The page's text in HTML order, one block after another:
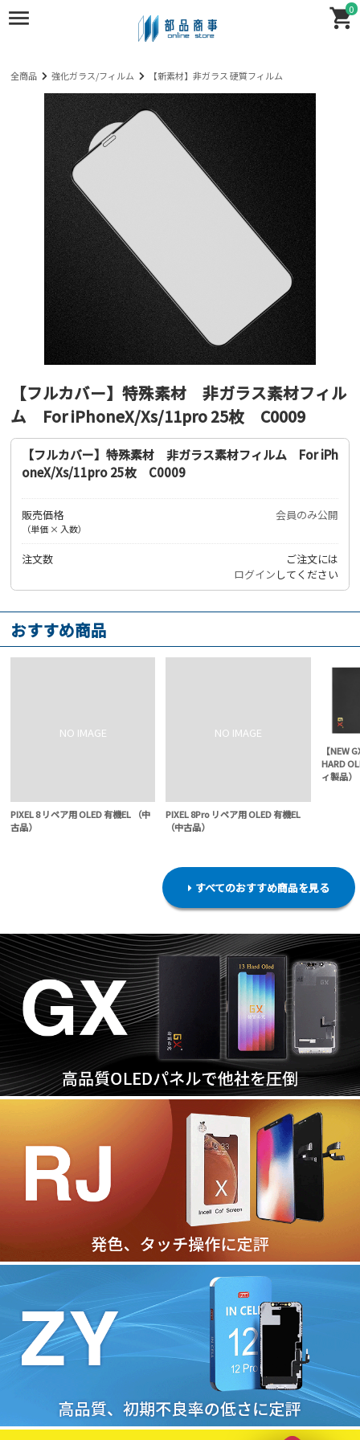
0
全商品 強化ガラス/フィルム 【新素材】非ガラス 硬質フィルム
【フルカバー】特殊素材 非ガラス素材フィル
ム For iPhoneX/Xs/11pro 25枚 C0009
【フルカバー】特殊素材 非ガラス素材フィルム For iPh
oneX/Xs/11pro 25枚 C0009
販売価格
（単価 × 入数）
会員のみ公開
注文数
ご注文には
ログイン してください
おすすめ商品
PIXEL 8 リペア用 OLED 有機EL （中
古品）
PIXEL 8Pro リペア用 OLED 有機EL
（中古品）
【NEW
HARD
ィ製品）
すべてのおすすめ商品を見る